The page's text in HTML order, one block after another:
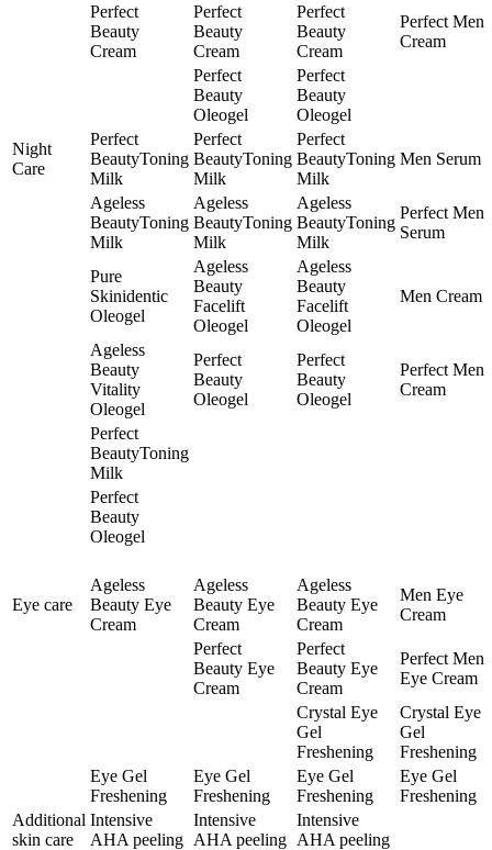
Perfect
Beauty
Cream
Perfect
Beauty
Cream
Perfect
Beauty
Cream
Perfect Men
Cream
Perfect
Beauty
Oleogel
Perfect
Beauty
Oleogel
Night
Care
Perfect
BeautyToning
Milk
Perfect
BeautyToning
Milk
Perfect
BeautyToning
Milk
Men Serum
Ageless
BeautyToning
Milk
Ageless
BeautyToning
Milk
Ageless
BeautyToning
Milk
Perfect Men
Serum
Pure
Skinidentic
Oleogel
Ageless
Beauty
Facelift
Oleogel
Ageless
Beauty
Facelift
Oleogel
Men Cream
Ageless
Beauty
Vitality
Oleogel
Perfect
Beauty
Oleogel
Perfect
Beauty
Oleogel
Perfect Men
Cream
Perfect
BeautyToning
Milk
Perfect
Beauty
Oleogel
Eye care
Ageless
Beauty Eye
Cream
Ageless
Beauty Eye
Cream
Ageless
Beauty Eye
Cream
Men Eye
Cream
Perfect
Beauty Eye
Cream
Perfect
Beauty Eye
Cream
Perfect Men
Eye Cream
Crystal Eye
Gel
Freshening
Crystal Eye
Gel
Freshening
Eye Gel
Freshening
Eye Gel
Freshening
Eye Gel
Freshening
Eye Gel
Freshening
Additional
skin care
Intensive
AHA peeling
Intensive
AHA peeling
Intensive
AHA peeling